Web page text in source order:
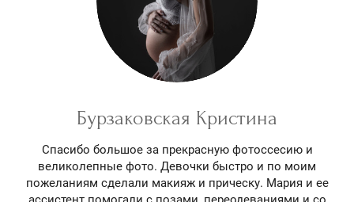
Бурзаковская Кристина
Спасибо большое за прекрасную фотоссесию и
великолепные фото. Девочки быстро и по моим
пожеланиям сделали макияж и прическу. Мария и ее